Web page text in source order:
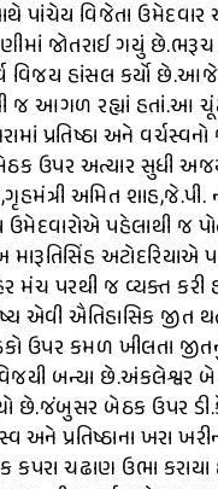
સાથે પાંચેય વિજેતા
જોતરાઈ ગયું
હાંસલ કર્યો છે.આજે
જ આગળ રહ્યાં હતાં.આ
પ્રતિષ્ઠા અને
ઉપર અત્યાર સુધી અજય
અમિત
પહેલાથી જ
મંચ પરથી જ વ્યક્ત
ઐતિહાસિક જીત
ઉપર કમળ ખીલતા
બન્યા છે.અંકલેશ્વર
છે.જંબુસર બેઠક ઉપર
અને પ્રતિષ્ઠાના
ચઢાણ ઉભા કરાયા